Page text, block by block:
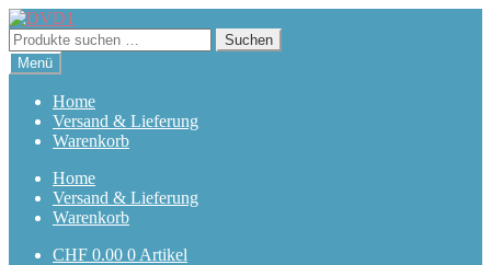
Zur
Navigation
springen
Zum
Inhalt
springen
Suchen
nach:
Suchen
Menü
Home
Versand & Lieferung
Warenkorb
Home
Versand & Lieferung
Warenkorb
CHF 0.00 0 Artikel